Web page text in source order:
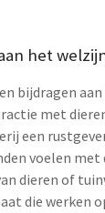
het
bijdragen
met
een
voelen met
dieren of
die werken